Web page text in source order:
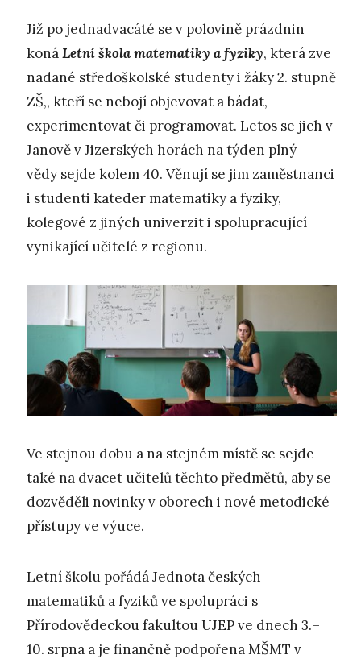
Již po jednadvacáté se v polovině prázdnin
konáLetní škola matematiky a fyziky, která zve
nadané středoškolské studenty i žáky 2. stupně
ZŠ,, kteří se nebojí objevovat a bádat,
experimentovat či programovat. Letos se jich v
Janově v Jizerských horách na týden plný
vědy sejde kolem 40. Věnují se jim zaměstnanci
i studenti kateder matematiky a fyziky,
kolegové z jiných univerzit i spolupracující
vynikající učitelé z regionu.
Ve stejnou dobu a na stejném místě se sejde
také na dvacet učitelů těchto předmětů, aby se
dozvěděli novinky v oborech i nové metodické
přístupy ve výuce.
Letní školu pořádá Jednota českých
matematiků a fyziků ve spolupráci s
Přírodovědeckou fakultou UJEP ve dnech 3.–
10. srpna a je finančně podpořena MŠMT v